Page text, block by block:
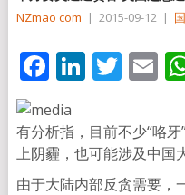
NZmao com | 2015-09-12 |
Facebook
有分析指，目前不少“咯
上阴霾，也可能涉及中国
由于大陆内部反贪需要，